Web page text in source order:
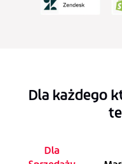
Dla każdego
Dla